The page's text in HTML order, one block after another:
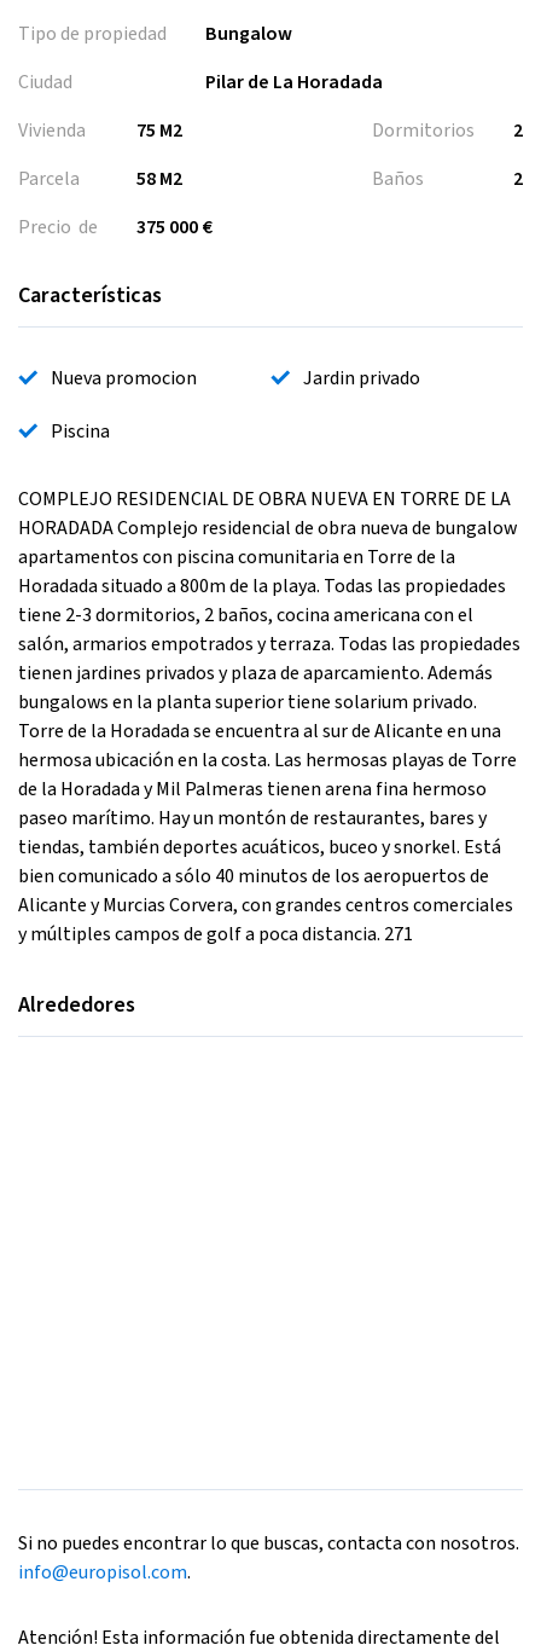
Tipo de propiedad
Bungalow
Ciudad
Pilar de La Horadada
Vivienda
75 M2
Parcela
58 M2
Precio de
375 000 €
Dormitorios
2
Baños
2
Características
Nueva promocion
Jardin privado
Piscina
COMPLEJO RESIDENCIAL DE OBRA NUEVA EN TORRE DE LA
HORADADA Complejo residencial de obra nueva de bungalow
apartamentos con piscina comunitaria en Torre de la
Horadada situado a 800m de la playa. Todas las propiedades
tiene 2-3 dormitorios, 2 baños, cocina americana con el
salón, armarios empotrados y terraza. Todas las propiedades
tienen jardines privados y plaza de aparcamiento. Además
bungalows en la planta superior tiene solarium privado.
Torre de la Horadada se encuentra al sur de Alicante en una
hermosa ubicación en la costa. Las hermosas playas de Torre
de la Horadada y Mil Palmeras tienen arena fina hermoso
paseo marítimo. Hay un montón de restaurantes, bares y
tiendas, también deportes acuáticos, buceo y snorkel. Está
bien comunicado a sólo 40 minutos de los aeropuertos de
Alicante y Murcias Corvera, con grandes centros comerciales
y múltiples campos de golf a poca distancia. 271
Alrededores
Si no puedes encontrar lo que buscas, contacta con nosotros.
info@europisol.com.
Atención! Esta información fue obtenida directamente del